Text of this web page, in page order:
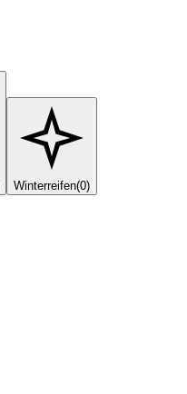
Winterreifen(0)